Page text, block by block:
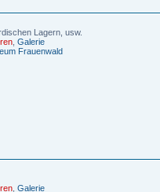
Lagern, usw.
Galerie
Frauenwald
Galerie